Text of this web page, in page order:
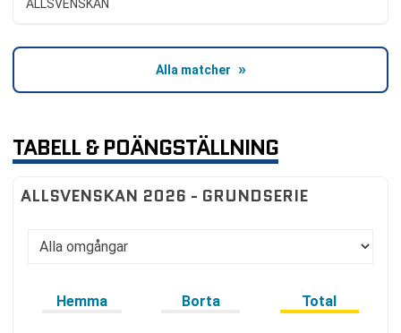
ALLSVENSKAN
Alla matcher
TABELL & POÄNGSTÄLLNING
ALLSVENSKAN 2026 - GRUNDSERIE
Hemma Borta Total